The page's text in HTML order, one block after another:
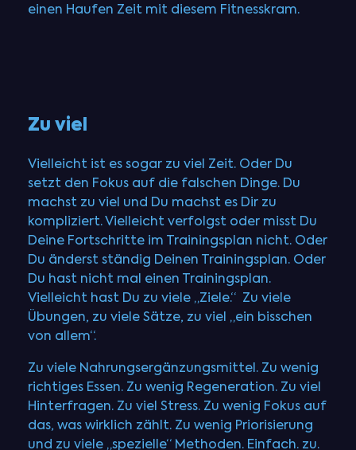
einen Haufen Zeit mit diesem Fitnesskram.
Zu viel
Vielleicht ist es sogar zu viel Zeit. Oder Du
setzt den Fokus auf die falschen Dinge. Du
machst zu viel und Du machst es Dir zu
kompliziert. Vielleicht verfolgst oder misst Du
Deine Fortschritte im Trainingsplan nicht. Oder
Du änderst ständig Deinen Trainingsplan. Oder
Du hast nicht mal einen Trainingsplan.
Vielleicht hast Du zu viele „Ziele.“ Zu viele
Übungen, zu viele Sätze, zu viel „ein bisschen
von allem“.
Zu viele Nahrungsergänzungsmittel. Zu wenig
richtiges Essen. Zu wenig Regeneration. Zu viel
Hinterfragen. Zu viel Stress. Zu wenig Fokus auf
das, was wirklich zählt. Zu wenig Priorisierung
und zu viele „spezielle“ Methoden. Einfach. zu.